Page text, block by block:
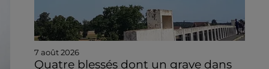
7 août 2026
Quatre blessés dont un grave dans